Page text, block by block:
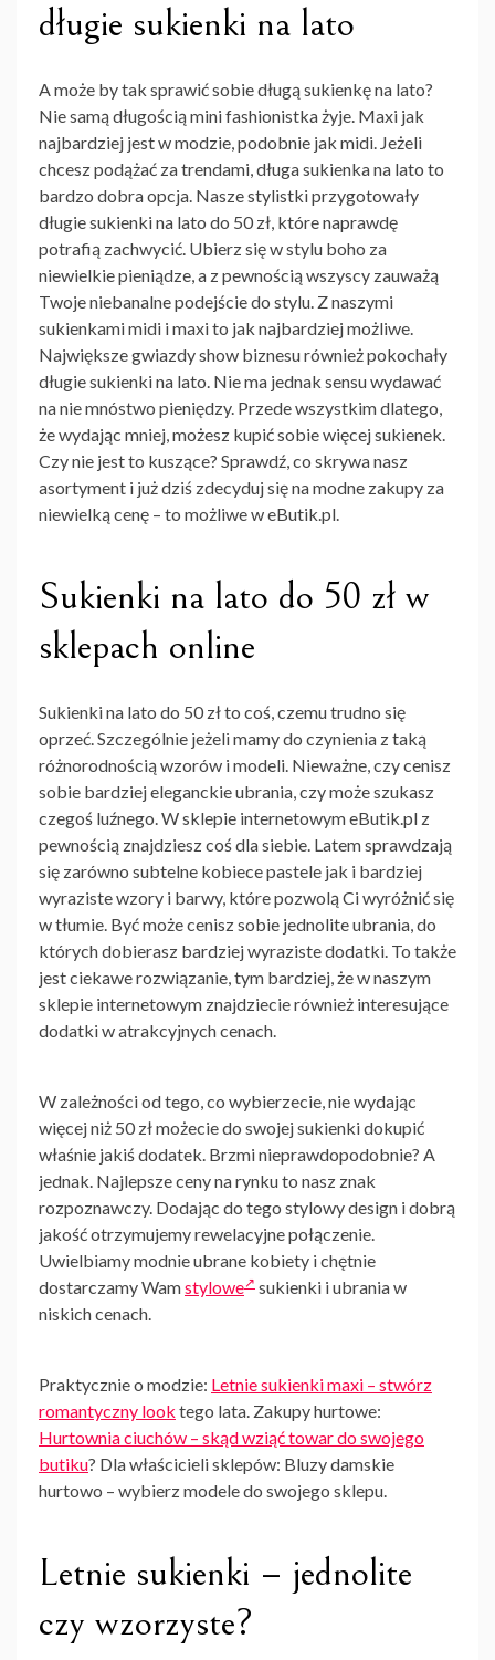
długie sukienki na lato
A może by tak sprawić sobie długą sukienkę na lato?
Nie samą długością mini fashionistka żyje. Maxi jak
najbardziej jest w modzie, podobnie jak midi. Jeżeli
chcesz podążać za trendami,długa sukienka na lato to
bardzo dobra opcja. Nasze stylistki przygotowały
długie sukienki na lato do 50 zł, które naprawdę
potrafią zachwycić. Ubierz się w stylu boho za
niewielkie pieniądze, a z pewnością wszyscy zauważą
Twoje niebanalne podejście do stylu. Z naszymi
sukienkami midi i maxi to jak najbardziej możliwe.
Największe gwiazdy show biznesu również pokochały
długie sukienki na lato. Nie ma jednak sensu wydawać
na nie mnóstwo pieniędzy. Przede wszystkim dlatego,
że wydając mniej, możesz kupić sobie więcej sukienek.
Czy nie jest to kuszące? Sprawdź, co skrywa nasz
asortyment i już dziś zdecyduj się na modne zakupy za
niewielką cenę – to możliwe w eButik.pl.
Sukienki na lato do 50 zł w
sklepach online
Sukienki na lato do 50 złto coś, czemu trudno się
oprzeć. Szczególnie jeżeli mamy do czynienia z taką
różnorodnością wzorów i modeli. Nieważne, czy cenisz
sobie bardziej eleganckie ubrania, czy może szukasz
czegoś luźnego. W sklepie internetowym eButik.pl z
pewnością znajdziesz coś dla siebie. Latem sprawdzają
się zarówno subtelne kobiece pastele jak i bardziej
wyraziste wzory i barwy, które pozwolą Ci wyróżnić się
w tłumie. Być może cenisz sobie jednolite ubrania, do
których dobierasz bardziej wyraziste dodatki. To także
jest ciekawe rozwiązanie, tym bardziej, że w naszym
sklepie internetowym znajdziecie również interesujące
dodatki w atrakcyjnych cenach.
W zależności od tego, co wybierzecie, nie wydając
więcej niż 50 zł możecie do swojej sukienki dokupić
właśnie jakiś dodatek. Brzmi nieprawdopodobnie? A
jednak. Najlepsze ceny na rynku to nasz znak
rozpoznawczy. Dodając do tego stylowy design i dobrą
jakość otrzymujemy rewelacyjne połączenie.
Uwielbiamy modnie ubrane kobiety i chętnie
dostarczamy Wamstylowe sukienki i ubrania w
niskich cenach.
Praktycznie o modzie: Letnie sukienki maxi – stwórz
romantyczny look tego lata. Zakupy hurtowe:
Hurtownia ciuchów – skąd wziąć towar do swojego
butiku? Dla właścicieli sklepów: Bluzy damskie
hurtowo – wybierz modele do swojego sklepu.
Letnie sukienki – jednolite
czy wzorzyste?